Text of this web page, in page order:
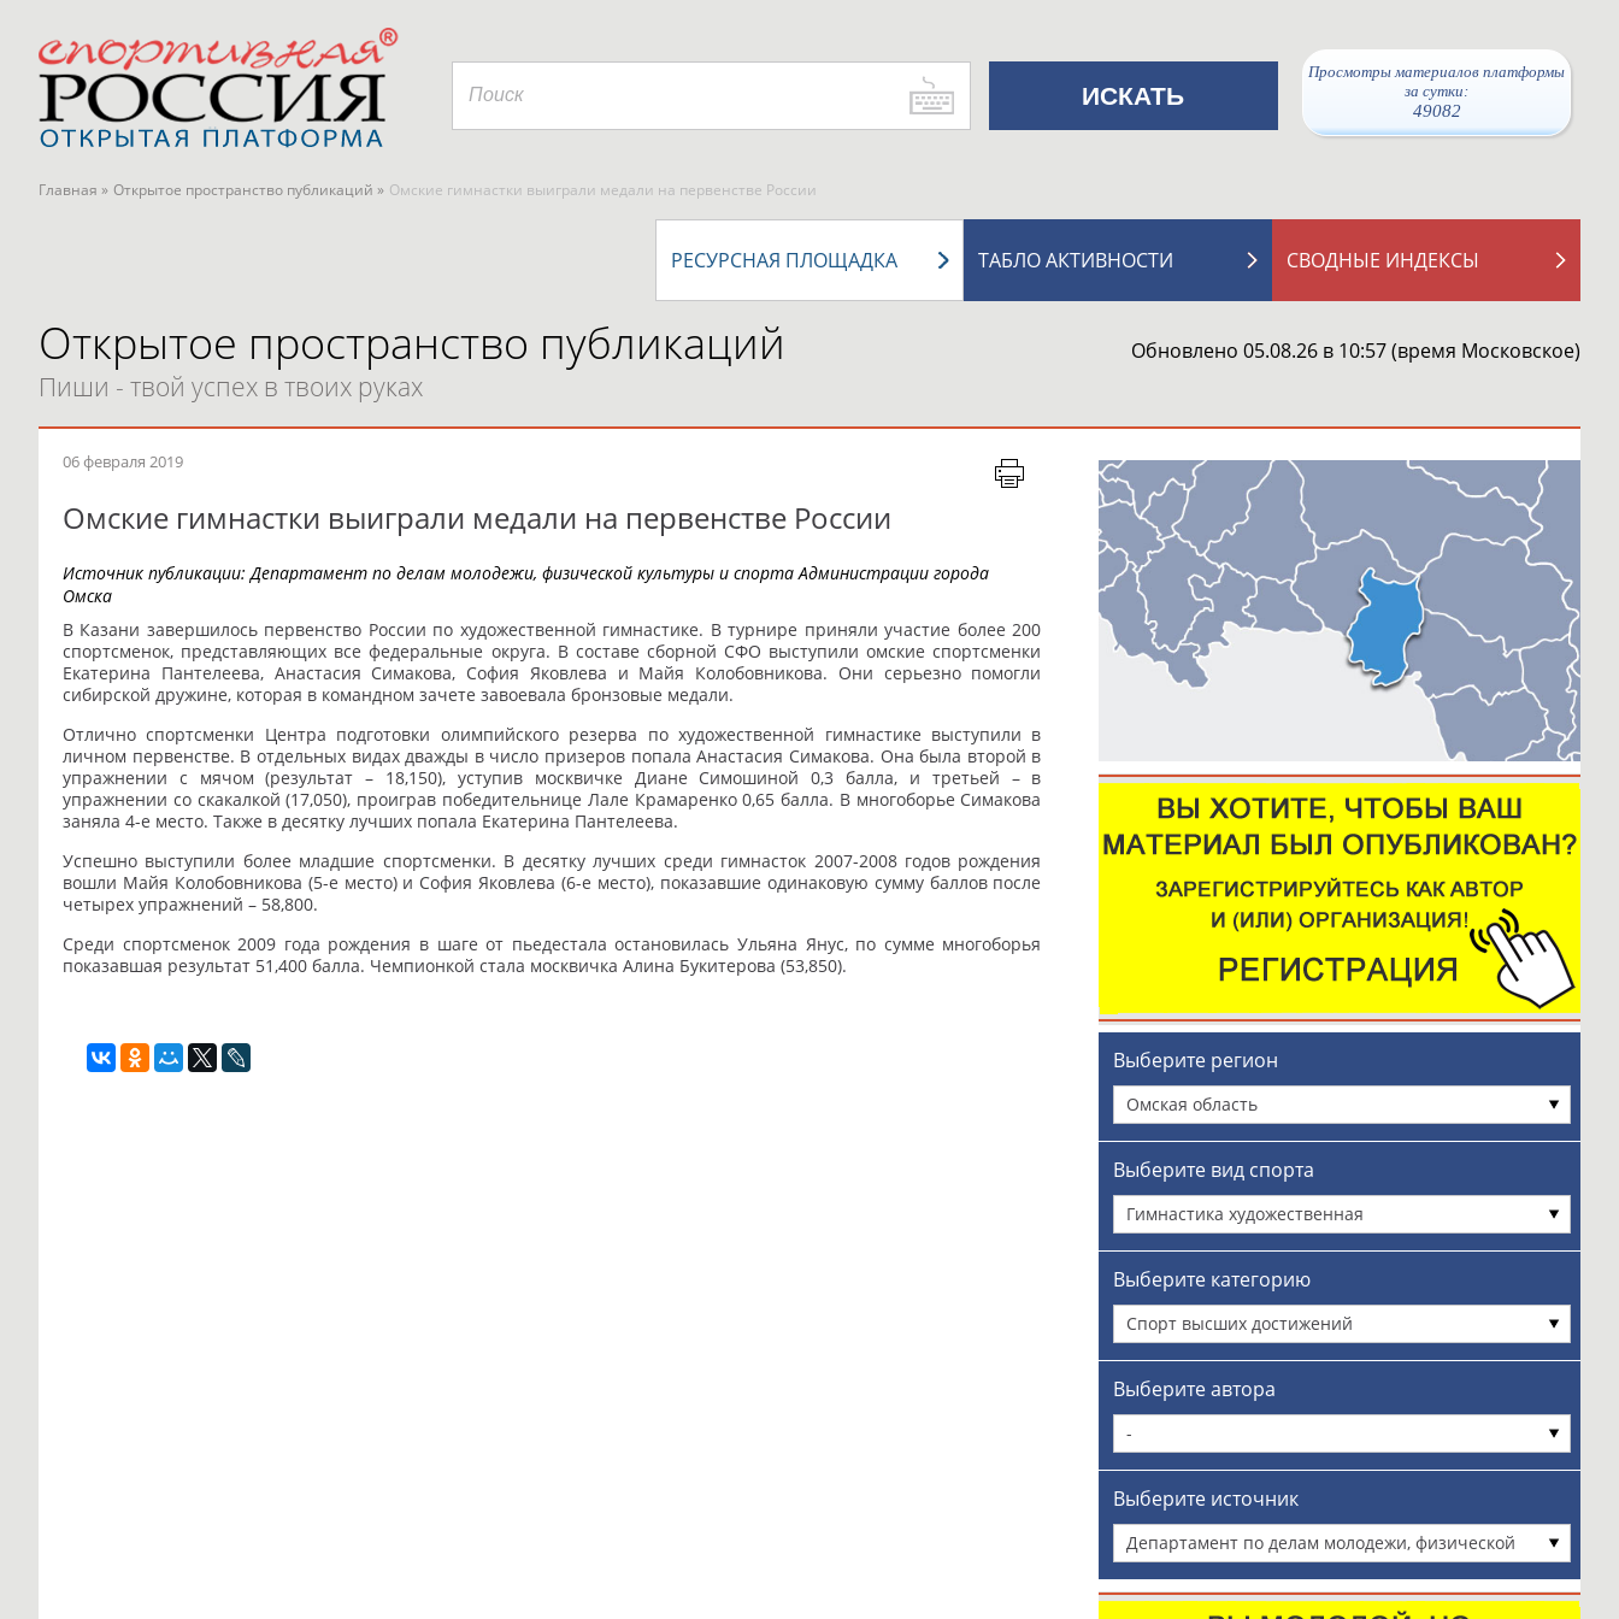
Просмотры материалов платформы
за сутки:
49082
Главная » Открытое пространство публикаций » Омские гимнастки выиграли медали на первенстве России
СВОДНЫЕ ИНДЕКСЫ
ТАБЛО АКТИВНОСТИ
РЕСУРСНАЯ ПЛОЩАДКА
Открытое пространство публикаций
Пиши - твой успех в твоих руках
Обновлено 05.08.26 в 10:57 (время Московское)
06 февраля 2019
Омские гимнастки выиграли медали на первенстве России
Источник публикации:Департамент по делам молодежи, физической культуры и спорта Администрации города
Омска
В Казани завершилось первенство России по художественной гимнастике. В турнире приняли участие более 200
спортсменок, представляющих все федеральные округа. В составе сборной СФО выступили омские спортсменки
Екатерина Пантелеева, Анастасия Симакова, София Яковлева и Майя Колобовникова. Они серьезно помогли
сибирской дружине, которая в командном зачете завоевала бронзовые медали.
Отлично спортсменки Центра подготовки олимпийского резерва по художественной гимнастике выступили в
личном первенстве. В отдельных видах дважды в число призеров попала Анастасия Симакова. Она была второй в
упражнении с мячом (результат – 18,150), уступив москвичке Диане Симошиной 0,3 балла, и третьей – в
упражнении со скакалкой (17,050), проиграв победительнице Лале Крамаренко 0,65 балла. В многоборье Симакова
заняла 4-е место. Также в десятку лучших попала Екатерина Пантелеева.
Успешно выступили более младшие спортсменки. В десятку лучших среди гимнасток 2007-2008 годов рождения
вошли Майя Колобовникова (5-е место) и София Яковлева (6-е место), показавшие одинаковую сумму баллов после
четырех упражнений – 58,800.
Среди спортсменок 2009 года рождения в шаге от пьедестала остановилась Ульяна Янус, по сумме многоборья
показавшая результат 51,400 балла. Чемпионкой стала москвичка Алина Букитерова (53,850).
Выберите регион
Омская область
Выберите вид спорта
Гимнастика художественная
Выберите категорию
Спорт высших достижений
Выберите автора
-
Выберите источник
Департамент по делам молодежи, физической
культуры и спорта Администрации города Омска